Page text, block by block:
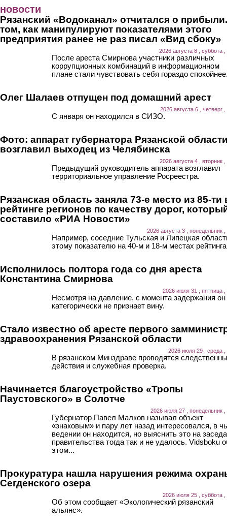
новости
Рязанский «Водоканал» отчитался о
том, как манипулируют показателями этого
предприятия ранее не раз писал «Вид сбоку»
2026 августа 8 , суббота ,
После ареста Смирнова участники различных
коррупционных комбинаций в информационном
плане стали чувствовать себя гораздо
Олег Шалаев отпущен под домашний арест
2026 августа 6 , четверг
С января он находился в СИЗО.
Фото: аппарат губернатора Рязанской
возглавил выходец из Челябинска
2026 августа 4 , вторник
Предыдущий руководитель аппарата возглавил
территориальное управление Росреестра.
Рязанская область заняла 73-е место из 85-ти
рейтинге регионов по качеству дорог,
составило «РИА Новости»
2026 августа 3 , понедельник ,
Например, соседние Тульская и Липецкая
этому показателю на 40-м и 18-м местах
Исполнилось полтора года со дня ареста
Константина Смирнова
2026 июля 31 , пятница ,
Несмотря на давление, с момента задержания он
категорически не признает вину.
Стало известно об аресте первого
здравоохранения Рязанской области
2026 июля 29 , среда ,
В рязанском Минздраве проводятся
действия и служебная проверка.
Начинается благоустройство «Тропы
Паустовского» в Солотче
2026 июля 27 , понедельник ,
Губернатор Павел Малков называл объект
«знаковым» и пару лет назад интересовался, в
ведении он находится, но выяснить это на
правительства тогда так и не удалось. Vidsboku
этом...
Прокуратура нашла нарушения режима
Сегденского озера
2026 июля 25 , суббота ,
Об этом сообщает «Экологический рязанский
альянс».